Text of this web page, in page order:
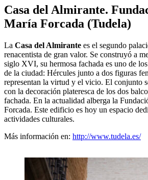
Casa del Almirante.
María Forcada (Tudela)
La Casa del Almirante es el segundo
renacentista de gran valor. Se construyó a
siglo XVI, su hermosa fachada es uno de
de la ciudad: Hércules junto a dos figuras
representan la virtud y el vicio. El conjunto
con la decoración plateresca de los dos
fachada. En la actualidad alberga la
Forcada. Este edificio es hoy un espacio
actividades culturales.
Más información en: http://www.tudela.es/